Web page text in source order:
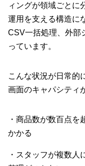
ィングが領域ごとに
運用を支える構造に
CSV一括処理、外部
っています。
こんな状況が日常的
画面のキャパシティ
・商品数が数百点
かかる
・スタッフが複数